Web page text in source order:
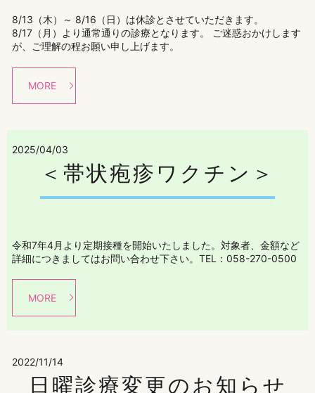
8/13（木）～ 8/16（日）は休診とさせていただきます。
8/17（月）より通常通りの診療となります。 ご迷惑おかけします
が、ご理解の程お願い申し上げます。
MORE
2025/04/03
＜帯状疱疹ワクチン＞
令和7年4月より定期接種を開始いたしました。対象者、金額など
詳細につきましてはお問い合わせ下さい。TEL：058-270-0500
MORE
2022/11/14
日曜診療変更のお知らせ